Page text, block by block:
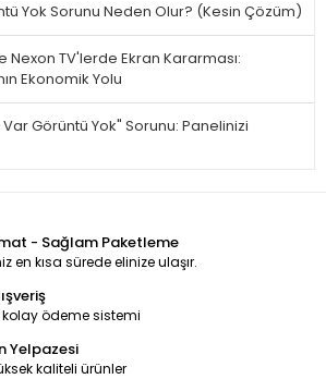
Yok Sorunu Neden Olur? (Kesin Çözüm)
Nexon TV'lerde Ekran Kararması:
Ekonomik Yolu
Var Görüntü Yok" Sorunu: Panelinizi
- Sağlam Paketleme
en kısa sürede elinize ulaşır.
kolay ödeme sistemi
Yelpazesi
kaliteli ürünler